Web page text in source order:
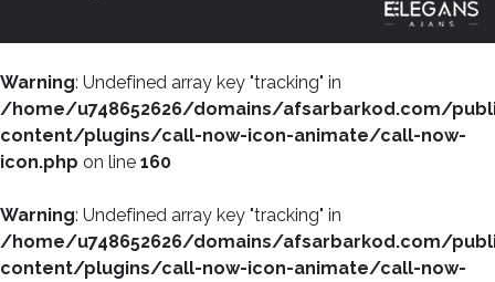
Warning: Undefined array key "tracking" in
/home/u748652626/domains/afsarbarkod.com/
content/plugins/call-now-icon-animate/call-now-
icon.php on line 160
Warning: Undefined array key "tracking" in
/home/u748652626/domains/afsarbarkod.com/
content/plugins/call-now-icon-animate/call-now-